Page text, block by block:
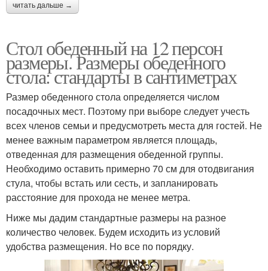
читать дальше →
Стол обеденный на 12 персон
размеры. Размеры обеденного
стола: стандарты в сантиметрах
Размер обеденного стола определяется числом
посадочных мест. Поэтому при выборе следует учесть
всех членов семьи и предусмотреть места для гостей. Не
менее важным параметром является площадь,
отведенная для размещения обеденной группы.
Необходимо оставить примерно 70 см для отодвигания
стула, чтобы встать или сесть, и запланировать
расстояние для прохода не менее метра.
Ниже мы дадим стандартные размеры на разное
количество человек. Будем исходить из условий
удобства размещения. Но все по порядку.